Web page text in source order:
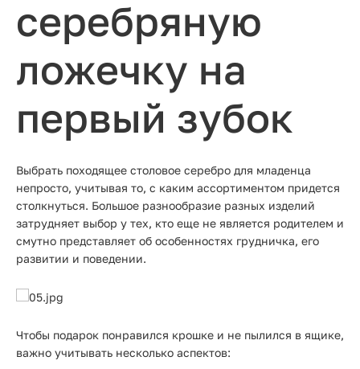
серебряную
ложечку на
первый зубок
Выбрать походящее столовое серебро для младенца
непросто, учитывая то, с каким ассортиментом придется
столкнуться. Большое разнообразие разных изделий
затрудняет выбор у тех, кто еще не является родителем и
смутно представляет об особенностях грудничка, его
развитии и поведении.
Чтобы подарок понравился крошке и не пылился в ящике,
важно учитывать несколько аспектов: